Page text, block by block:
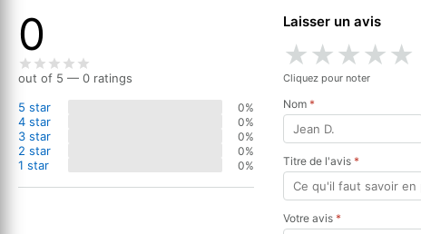
0
out of 5 — 0 ratings
5 star
0%
4 star 0%
3 star 0%
2 star 0%
1 star 0%
Laisser un avis
★★★★★
Cliquez pour noter
Nom *
Titre de l'avis *
Votre avis *